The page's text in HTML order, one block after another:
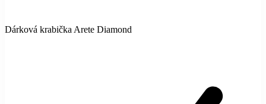
Dárková krabička Arete Diamond